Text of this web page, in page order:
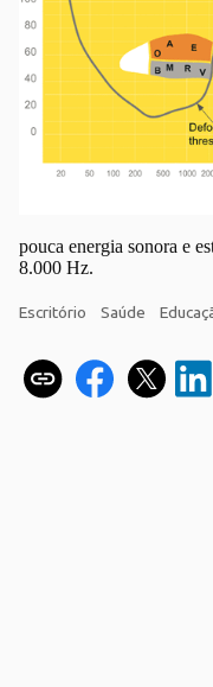
pouca energia sonora e
8.000 Hz.
Escritório Saúde